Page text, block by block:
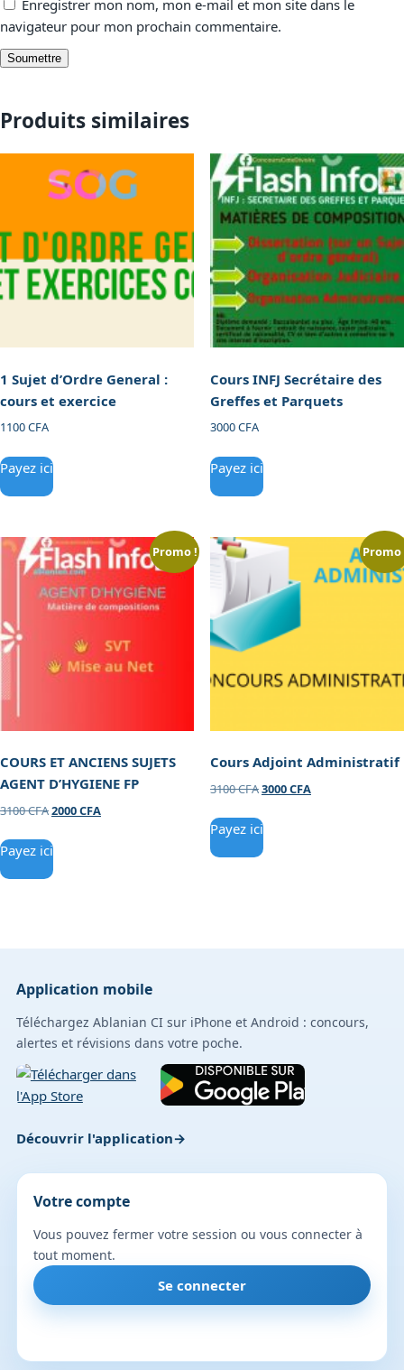
Enregistrer mon nom, mon e-mail et mon site dans le
navigateur pour mon prochain commentaire.
Produits similaires
1 Sujet d’Ordre General :
cours et exercice
1100CFA
Payez ici
Cours INFJ Secrétaire des
Greffes et Parquets
3000CFA
Payez ici
Promo !
COURS ET ANCIENS SUJETS
AGENT D’HYGIENE FP
3100CFA2000CFA
Payez ici
Promo
Cours Adjoint Administratif
3100CFA3000CFA
Payez ici
Application mobile
Téléchargez Ablanian CI sur iPhone et Android : concours,
alertes et révisions dans votre poche.
Découvrir l'application
Votre compte
Vous pouvez fermer votre session ou vous connecter à
tout moment.
Se connecter